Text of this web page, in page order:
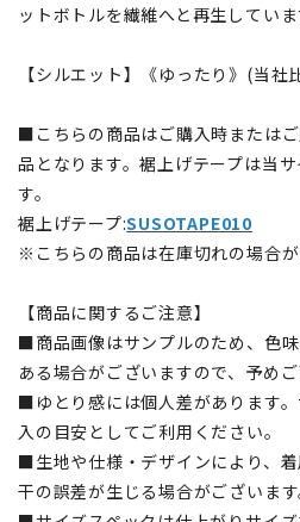
ットボトルを繊維へと再生していま
【シルエット】《ゆったり》(当社
■こちらの商品はご購入時または
品となります。裾上げテープは当
す。
裾上げテープ:SUSOTAPE010
※こちらの商品は在庫切れの場合が
【商品に関するご注意】
■商品画像はサンプルのため、色
ある場合がございますので、予めご
■ゆとり感には個人差があります
入の目安としてご利用ください。
■生地や仕様・デザインにより、
干の誤差が生じる場合がございます